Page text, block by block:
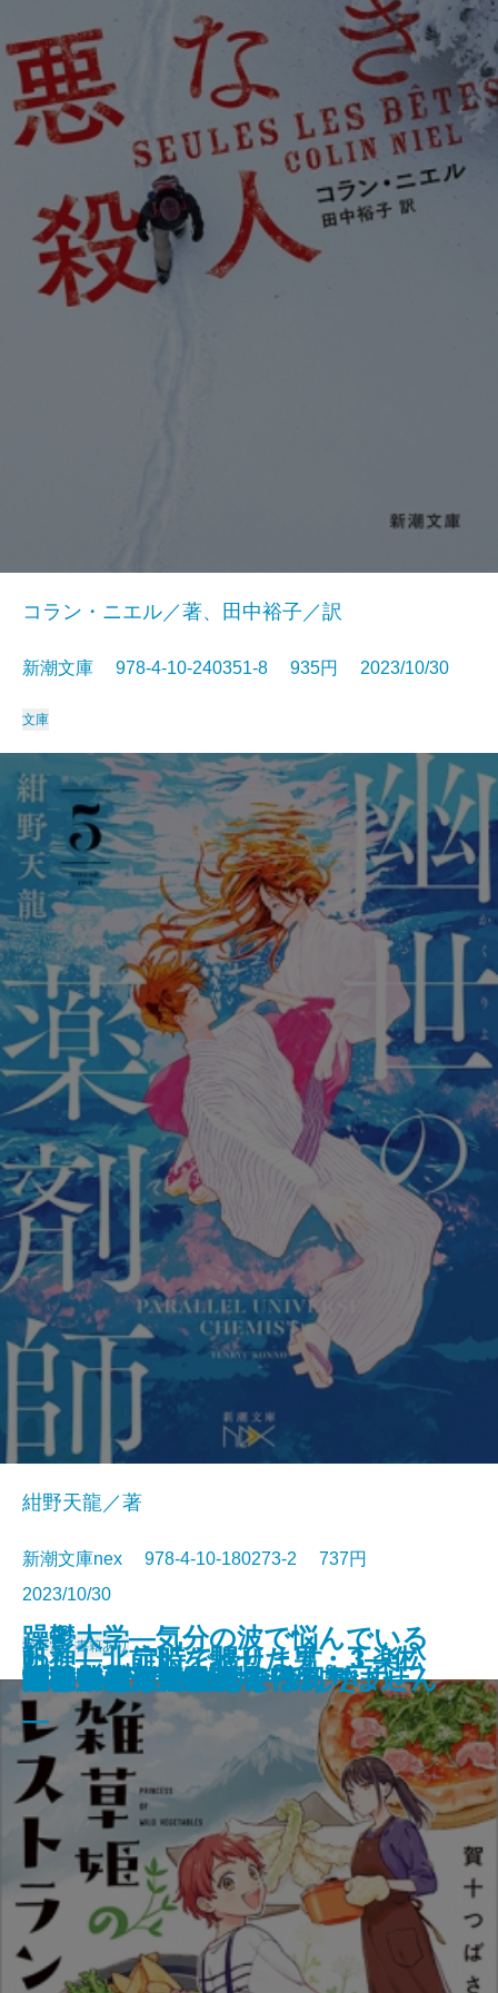
世の中と足並みがそろわない
もう一杯だけ飲んで帰ろう。
わたし、定時で帰ります。3―仁
義なき賃上げ闘争編―
女たち三百人の裏切りの書
帆神―北前船を馳せた男・工楽松
右衛門―
計算する生命
もういちど
千羽鶴
悪なき殺人
コラン・ニエル／著、田中裕子／訳
新潮文庫 978-4-10-240351-8 935円 2023/10/30
文庫
幽世の薬剤師5
紺野天龍／著
新潮文庫nex 978-4-10-180273-2 737円
2023/10/30
文庫電子書籍あり
雑草姫のレストラン
神よ憐れみたまえ
モテの壁
いつかたこぶねになる日
外科室・天守物語
ギリシア人の物語4―新しき力―
小島
掲載禁止 撮影現場
躁鬱大学―気分の波で悩んでいる
のは、あなただけではありません
―
旅のつばくろ